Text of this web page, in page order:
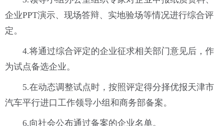
企业PPT演示、现场答辩、实地验场等情况进行综合评
定。
4.将通过综合评定的企业征求相关部门意见后，作
为试点备选企业。
5.在动态调整试点时，按照评定得分择优报天津市
汽车平行进口工作领导小组和商务部备案。
6.向社会公布通过备案的企业名单。